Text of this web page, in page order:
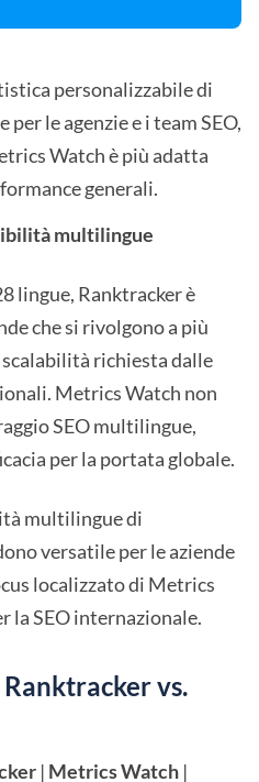
personalizzabile di
per le agenzie e i team SEO,
Watch è più adatta
generali.
multilingue
lingue, Ranktracker è
che si rivolgono a più
richiesta dalle
Metrics Watch non
SEO multilingue,
per la portata globale.
multilingue di
versatile per le aziende
localizzato di Metrics
la SEO internazionale.
vs.
| Metrics Watch |